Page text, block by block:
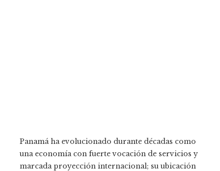
Panamá ha evolucionado durante décadas como
una economía con fuerte vocación de servicios y
marcada proyección internacional; su ubicación